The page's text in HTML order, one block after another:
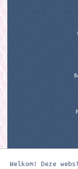
Welkom! Deze